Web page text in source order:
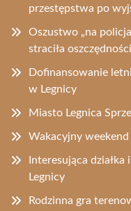
przestępstwa po
Oszustwo „na
straciła oszczędności
Dofinansowanie
w Legnicy
Miasto Legnica
Wakacyjny
Interesująca
Legnicy
Rodzinna gra